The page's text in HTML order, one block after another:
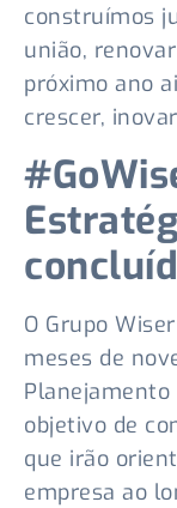
construímos
união,
próximo ano
crescer,
O Grupo
meses de
objetivo de
que irão
empresa ao